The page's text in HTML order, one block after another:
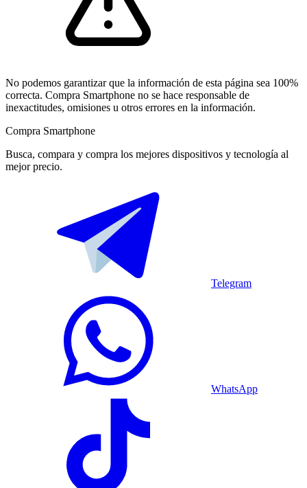
No podemos garantizar que la información de esta página sea 100%
correcta. Compra Smartphone no se hace responsable de
inexactitudes, omisiones u otros errores en la información.
Compra Smartphone
Busca, compara y compra los mejores dispositivos y tecnología al
mejor precio.
Telegram
WhatsApp